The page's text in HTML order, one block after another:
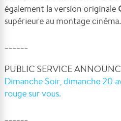
également la version originale
supérieure au montage cinéma.
PUBLIC SERVICE
Dimanche Soir, dimanche 20
rouge sur vous.